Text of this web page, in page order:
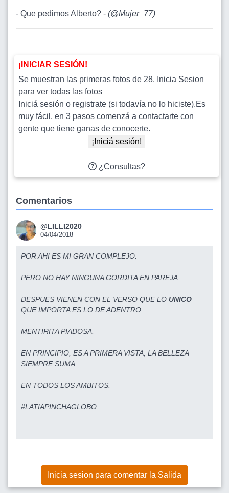
- Que pedimos Alberto? - (@Mujer_77)
¡INICIAR SESIÓN!
Se muestran las primeras fotos de 28. Inicia Sesion
para ver todas las fotos
Iniciá sesión o registrate (si todavía no lo hiciste).Es
muy fácil, en 3 pasos comenzá a contactarte con
gente que tiene ganas de conocerte.
¡Iniciá sesión!
¿Consultas?
Comentarios
@LILLI2020
04/04/2018
POR AHI ES MI GRAN COMPLEJO.
PERO NO HAY NINGUNA GORDITA EN PAREJA.
DESPUES VIENEN CON EL VERSO QUE LO UNICO
QUE IMPORTA ES LO DE ADENTRO.
MENTIRITA PIADOSA.
EN PRINCIPIO, ES A PRIMERA VISTA, LA BELLEZA
SIEMPRE SUMA.
EN TODOS LOS AMBITOS.
#LATIAPINCHAGLOBO
Inicia sesion para comentar la Salida